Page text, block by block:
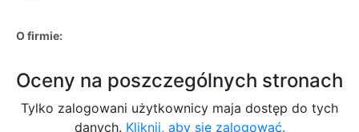
O firmie:
Oceny na poszczególnych stronach
Tylko zalogowani użytkownicy maja dostęp do tych
danych. Kliknij, aby się zalogować.